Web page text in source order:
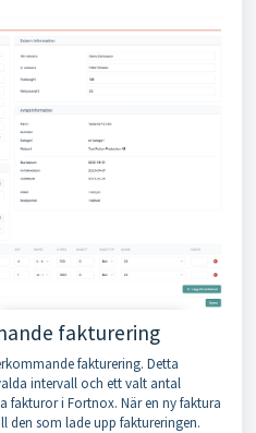
fakturering
fakturering. Detta
intervall och ett valt antal
fakturor i Fortnox. När en ny faktura
den som lade upp faktureringen.